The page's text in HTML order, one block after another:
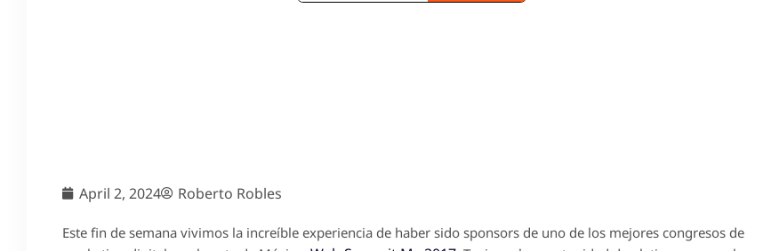
April 2, 2024 Roberto Robles
Este fin de semana vivimos la increíble experiencia de haber sido sponsors de uno de los mejores congresos de